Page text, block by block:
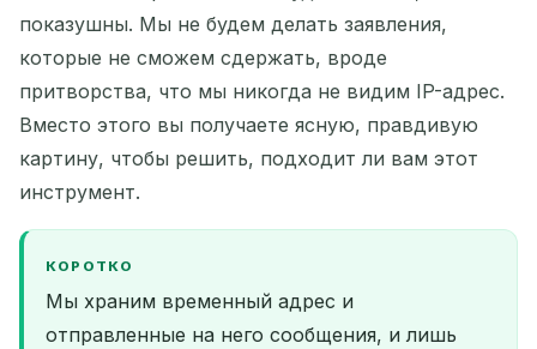
показушны. Мы не будем делать заявления,
которые не сможем сдержать, вроде
притворства, что мы никогда не видим IP-адрес.
Вместо этого вы получаете ясную, правдивую
картину, чтобы решить, подходит ли вам этот
инструмент.
КОРОТКО
Мы храним временный адрес и
отправленные на него сообщения, и лишь